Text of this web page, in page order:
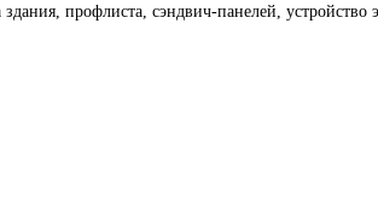
профлиста, сэндвич-панелей, устройство